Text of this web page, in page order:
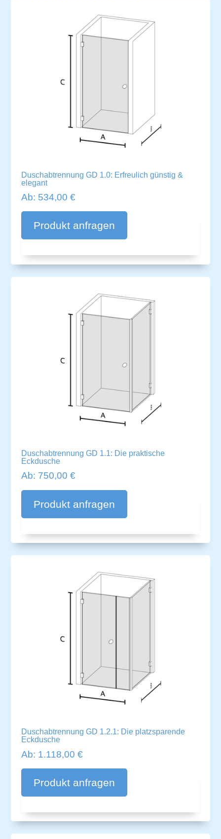
Duschabtrennung GD 1.0: Erfreulich günstig &
elegant
Ab: 534,00 €
Produkt anfragen
A
r
a
ti
v
e
Duschabtrennung GD 1.1: Die praktische
Eckdusche
Ab: 750,00 €
Produkt anfragen
A
r
a
ti
v
e
Duschabtrennung GD 1.2.1: Die platzsparende
Eckdusche
Ab: 1.118,00 €
Produkt anfragen
A
r
a
ti
v
e